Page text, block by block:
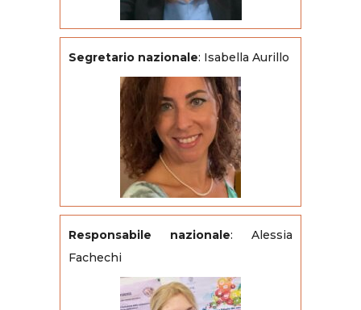
Segretario nazionale: Isabella Aurillo
Responsabile nazionale: Alessia
Fachechi